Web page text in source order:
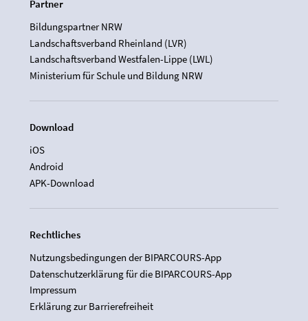
Partner
Bildungspartner NRW
Landschaftsverband Rheinland (LVR)
Landschaftsverband Westfalen-Lippe (LWL)
Ministerium für Schule und Bildung NRW
Download
iOS
Android
APK-Download
Rechtliches
Nutzungsbedingungen der BIPARCOURS-App
Datenschutzerklärung für die BIPARCOURS-App
Impressum
Erklärung zur Barrierefreiheit